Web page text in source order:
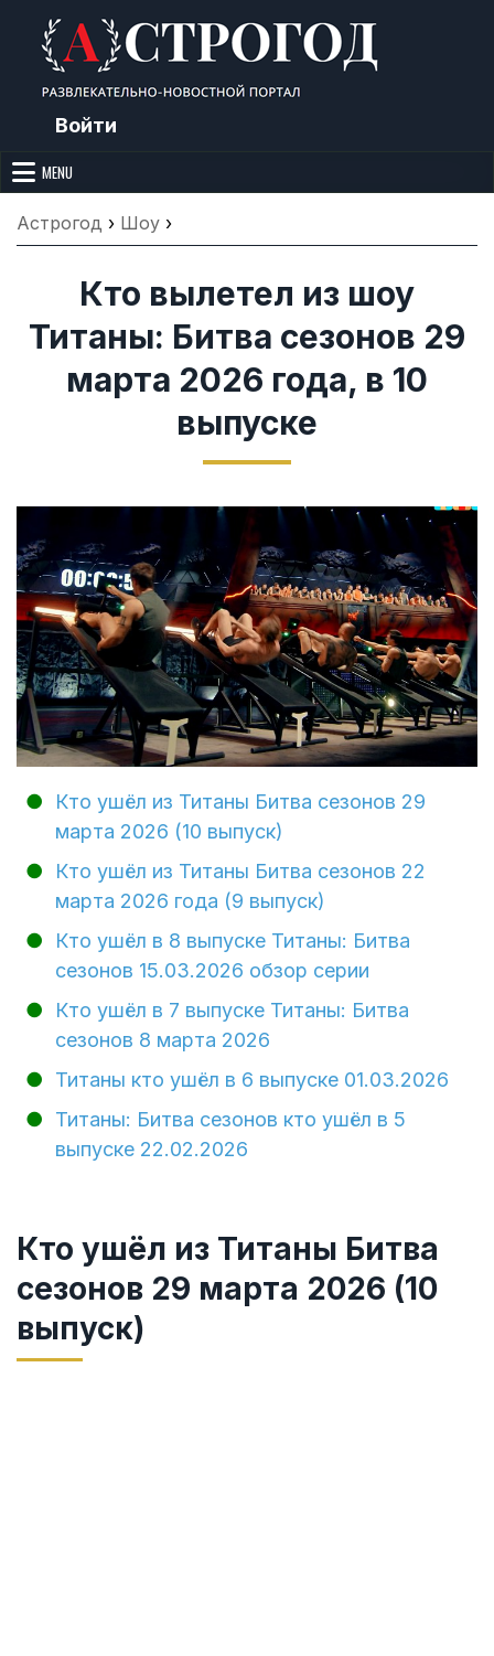
content
Войти
Астрогод: Праздники сегодня,
Лунный календарь, Приметы,
Что нельзя делать, Гороскопы и
Сонник
приметы, точный гороскоп и толкование снов. Читайте, что можно и
MENU
Астрогод › Шоу ›
Кто вылетел из шоу
Титаны: Битва сезонов 29
марта 2026 года, в 10
выпуске
Кто ушёл из Титаны Битва сезонов 29
марта 2026 (10 выпуск)
Кто ушёл из Титаны Битва сезонов 22
марта 2026 года (9 выпуск)
Кто ушёл в 8 выпуске Титаны: Битва
сезонов 15.03.2026 обзор серии
Кто ушёл в 7 выпуске Титаны: Битва
сезонов 8 марта 2026
Титаны кто ушёл в 6 выпуске 01.03.2026
Титаны: Битва сезонов кто ушёл в 5
выпуске 22.02.2026
Кто ушёл из Титаны Битва
сезонов 29 марта 2026 (10
выпуск)